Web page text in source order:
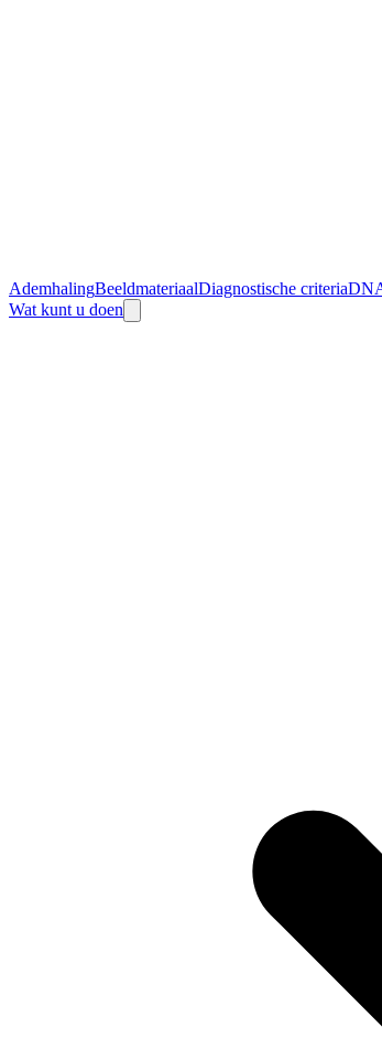
AdemhalingBeeldmateriaalDiagnostische criteria
Wat kunt u doen